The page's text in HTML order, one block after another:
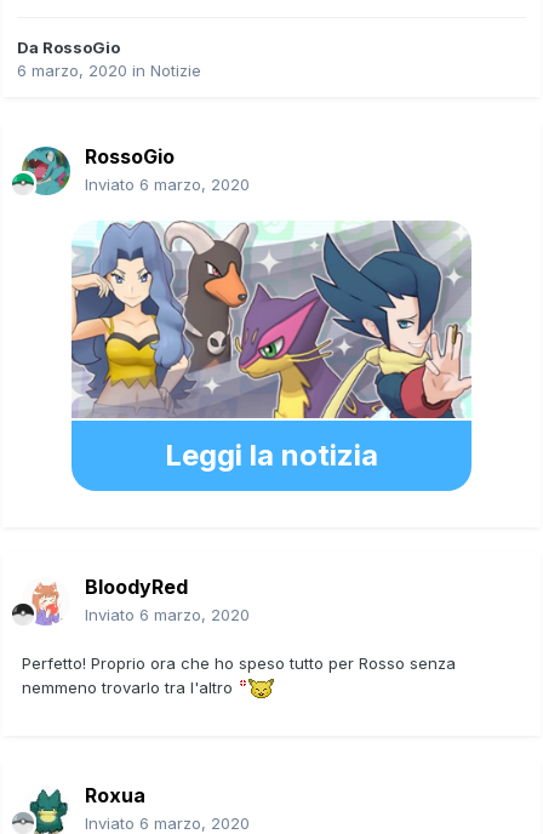
Da RossoGio
6 marzo, 2020 in Notizie
RossoGio
Inviato 6 marzo, 2020
Leggi la notizia
BloodyRed
Inviato 6 marzo, 2020
Perfetto! Proprio ora che ho speso tutto per Rosso senza
nemmeno trovarlo tra l'altro
Roxua
Inviato 6 marzo, 2020